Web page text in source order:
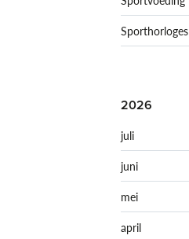
Sporthorloges
2026
juli
juni
mei
april